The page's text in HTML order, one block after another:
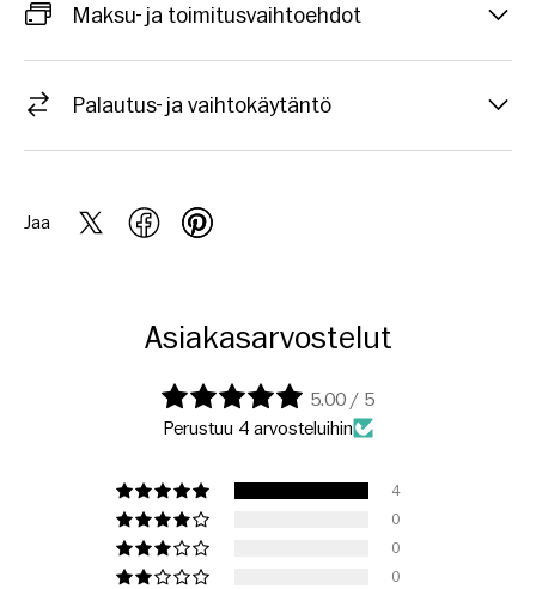
Maksu- ja toimitusvaihtoehdot
Palautus- ja vaihtokäytäntö
Jaa
Asiakasarvostelut
5.00 / 5
Perustuu 4 arvosteluihin
4
0
0
0